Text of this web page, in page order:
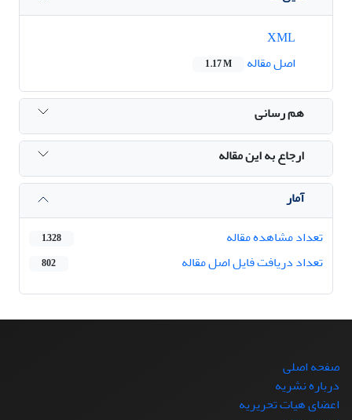
اصل مقاله
1.17 M
هم رسانی
ارجاع به این مقاله
آمار
تعداد مشاهده مقاله
1,328
تعداد دریافت فایل اصل مقاله 802
صفحه اصلی
درباره نشریه
اعضای هیات تحریریه